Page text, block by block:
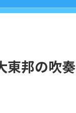
東邦の吹奏